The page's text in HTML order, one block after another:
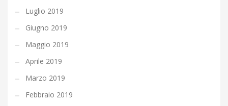
Luglio 2019
Giugno 2019
Maggio 2019
Aprile 2019
Marzo 2019
Febbraio 2019